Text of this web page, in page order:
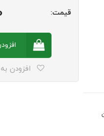
قیمت:
افزودن